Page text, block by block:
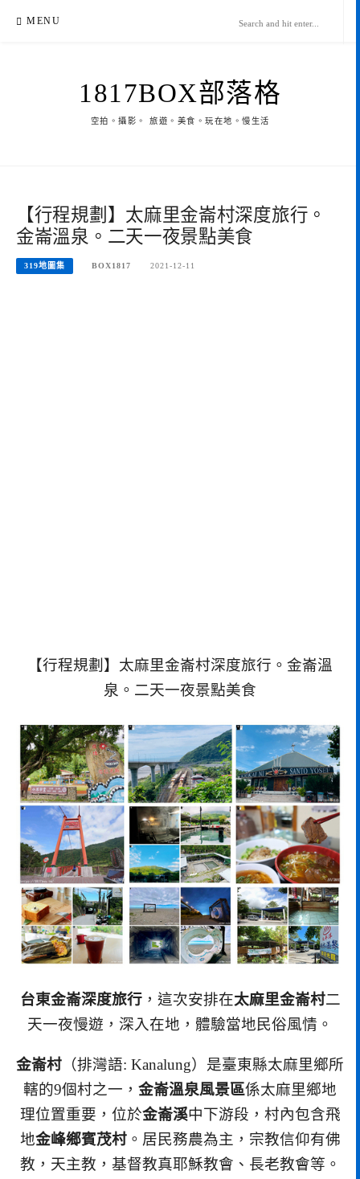
MENU
1817BOX部落格
空拍。攝影。 旅遊。美食。玩在地。慢生活
【行程規劃】太麻里金崙村深度旅行。
金崙溫泉。二天一夜景點美食
319地圖集 BOX1817 2021-12-11
【行程規劃】太麻里金崙村深度旅行。金崙溫
泉。二天一夜景點美食
台東金崙深度旅行，這次安排在太麻里金崙村二
天一夜慢遊，深入在地，體驗當地民俗風情。
金崙村 （排灣語: Kanalung）是臺東縣太麻里鄉所
轄的9個村之一， 金崙溫泉風景區係太麻里鄉地
理位置重要，位於金崙溪中下游段，村內包含飛
地金峰鄉賓茂村。居民務農為主，宗教信仰有佛
教，天主教，基督教真耶穌教會、長老教會等。